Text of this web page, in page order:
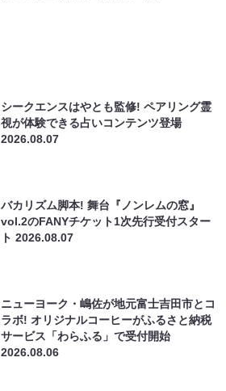
シークエンスはやとも監修! ペアリング霊
視が体験できる占いコンテンツ登場
2026.08.07
バカリズム脚本! 舞台『ノンレムの窓』
vol.2のFANYチケット1次先行受付スター
ト2026.08.07
ニューヨーク・嶋佐が地元富士吉田市とコ
ラボ! オリジナルコーヒーがふるさと納税
サービス「わらふる」で受付開始
2026.08.06